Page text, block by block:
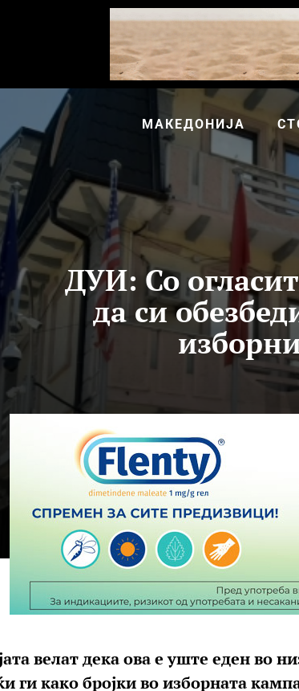
МАКЕДОНИЈА
ДУИ: Со
да си
велат дека ова е уште еден во
ги како бројки во изборната